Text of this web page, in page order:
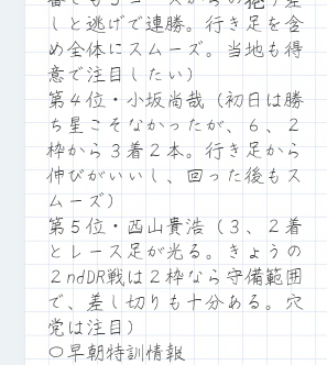
しと逃げで連勝。行き足を含
め全体にスムーズ。当地も得
意で注目したい）
第４位・小坂尚哉（初日は勝
ち星こそなかったが、６、２
枠から３着２本。行き足から
伸びがいいし、回った後もス
ムーズ）
第５位・西山貴浩（３、２着
とレース足が光る。きょうの
２ndDR戦は２枠なら守備範囲
で、差し切りも十分ある。穴
党は注目）
〇早朝特訓情報